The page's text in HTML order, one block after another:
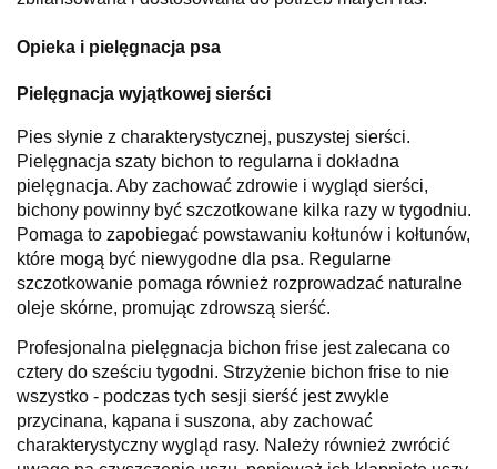
Opieka i pielęgnacja psa
Pielęgnacja wyjątkowej sierści
Pies słynie z charakterystycznej, puszystej sierści.
Pielęgnacja szaty bichon to regularna i dokładna
pielęgnacja. Aby zachować zdrowie i wygląd sierści,
bichony powinny być szczotkowane kilka razy w tygodniu.
Pomaga to zapobiegać powstawaniu kołtunów i kołtunów,
które mogą być niewygodne dla psa. Regularne
szczotkowanie pomaga również rozprowadzać naturalne
oleje skórne, promując zdrowszą sierść.
Profesjonalna pielęgnacja bichon frise jest zalecana co
cztery do sześciu tygodni. Strzyżenie bichon frise to nie
wszystko - podczas tych sesji sierść jest zwykle
przycinana, kąpana i suszona, aby zachować
charakterystyczny wygląd rasy. Należy również zwrócić